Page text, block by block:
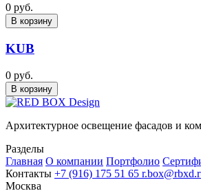
0 руб.
В корзину
KUB
0 руб.
В корзину
Архитектурное освещение фасадов и
Разделы
Главная О компании Портфолио
Контакты +7 (916) 175 51 65
Москва